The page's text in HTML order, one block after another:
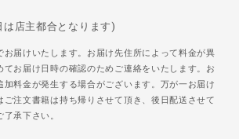
は店主都合となります)
お届けいたします。お届け先住所によって料金が異
てお届け日時の確認のためご連絡をいたします。お
加料金が発生する場合がございます。万が一お届け
ご注文書籍は持ち帰りさせて頂き、後日配送させて
了承下さい。